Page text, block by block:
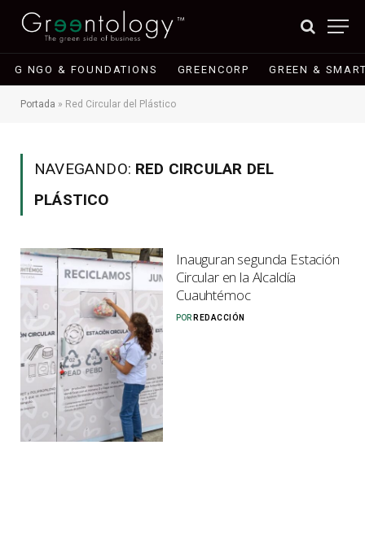
G NGO & FOUNDATIONS GREENCORP GREEN &
Portada » Red Circular del Plástico
NAVEGANDO: RED CIRCULAR DEL
PLÁSTICO
Inauguran segunda Estación
Circular en la Alcaldía
Cuauhtémoc
POR REDACCIÓN